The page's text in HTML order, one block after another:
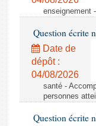
Comptes rendus
enseignement
Question écrite
Date de
dépôt :
04/08/2026
santé -
personnes
Question écrite